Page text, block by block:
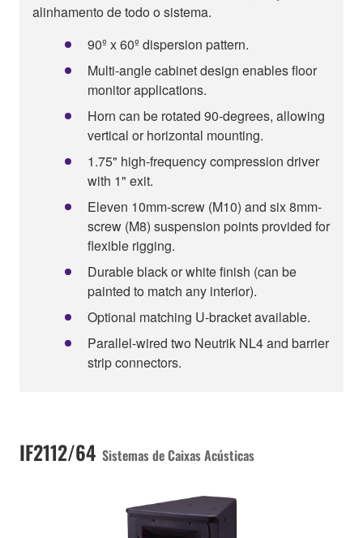
alinhamento de todo o sistema.
90º x 60º dispersion pattern.
Multi-angle cabinet design enables floor
monitor applications.
Horn can be rotated 90-degrees, allowing
vertical or horizontal mounting.
1.75" high-frequency compression driver
with 1" exit.
Eleven 10mm-screw (M10) and six 8mm-
screw (M8) suspension points provided for
flexible rigging.
Durable black or white finish (can be
painted to match any interior).
Optional matching U-bracket available.
Parallel-wired two Neutrik NL4 and barrier
strip connectors.
IF2112/64 Sistemas de Caixas Acústicas